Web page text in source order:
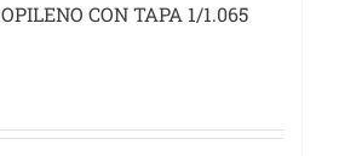
CON TAPA 1/1.065